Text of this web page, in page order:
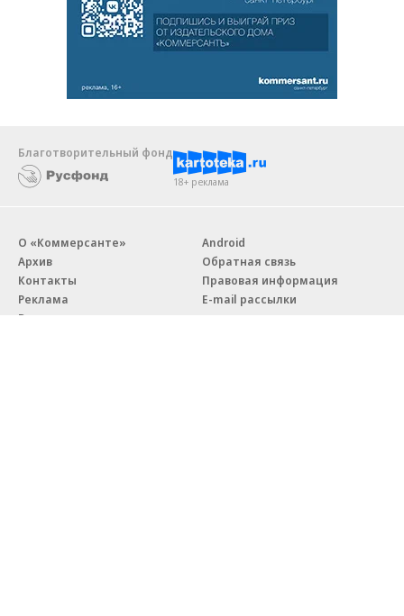
Благотворительный фонд
18+ реклама
О «Коммерсанте»
Архив
Контакты
Реклама
Вакансии
Android
Обратная связь
Правовая информация
E-mail рассылки